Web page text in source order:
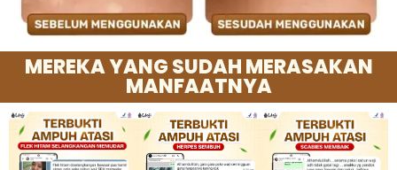
MEREKA YANG SUDAH MERASAKAN
MANFAATNYA